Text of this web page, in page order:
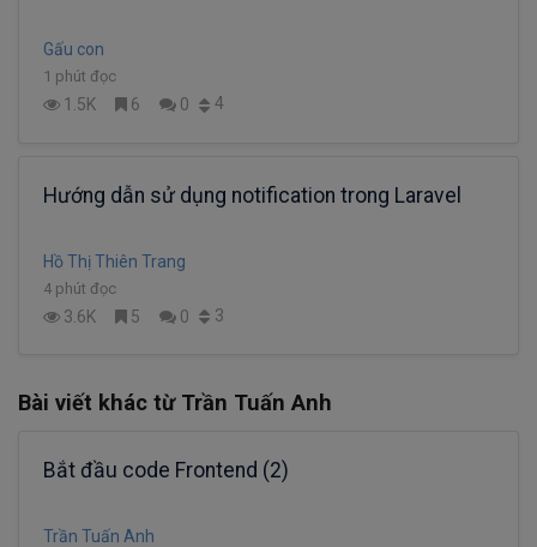
Gấu con
1 phút đọc
1.5K 6 0 4
Hướng dẫn sử dụng notification trong Laravel
Hồ Thị Thiên Trang
4 phút đọc
3.6K 5 0 3
Bài viết khác từ Trần Tuấn Anh
Bắt đầu code Frontend (2)
Trần Tuấn Anh